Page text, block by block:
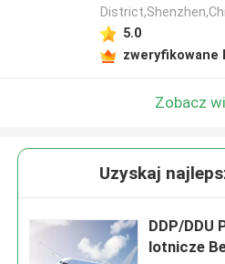
5.0
zweryfikowane
Zobacz
Uzyskaj
DDP/DDU
lotnicze